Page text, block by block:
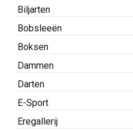
Biljarten
Bobsleeën
Boksen
Dammen
Darten
E-Sport
Eregallerij